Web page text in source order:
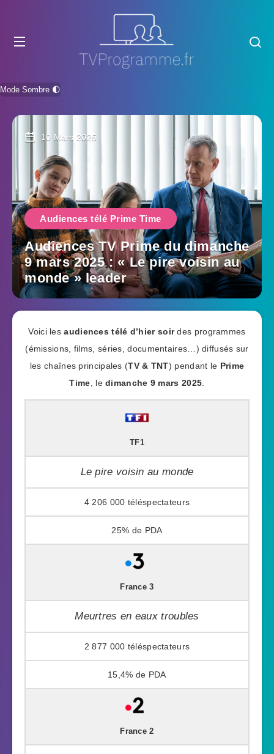
Mode Sombre 🌓
10 Mars 2025
Audiences télé Prime Time
Audiences TV Prime du dimanche
9 mars 2025 : « Le pire voisin au
monde » leader
Voici lesaudiences télé d’hier soirdes programmes
(émissions, films, séries, documentaires…) diffusés sur
les chaînes principales (TV & TNT) pendant le Prime
Time , ledimanche 9 mars 2025
TF1
Le pire voisin au monde
4 206 000
25%
France 3
Meurtres en eaux troubles
2 877 000
15,4%
France 2